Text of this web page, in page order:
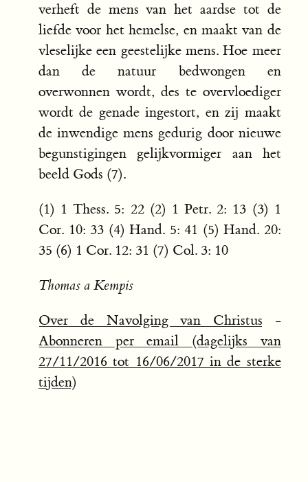
verheft de mens van het aardse tot de
liefde voor het hemelse, en maakt van de
vleselijke een geestelijke mens. Hoe meer
dan de natuur bedwongen en
overwonnen wordt, des te overvloediger
wordt de genade ingestort, en zij maakt
de inwendige mens gedurig door nieuwe
begunstigingen gelijkvormiger aan het
beeld Gods (7).
(1) 1 Thess. 5: 22 (2) 1 Petr. 2: 13 (3) 1
Cor. 10: 33 (4) Hand. 5: 41 (5) Hand. 20:
35 (6) 1 Cor. 12: 31 (7) Col. 3: 10
Thomas a Kempis
Over de Navolging van Christus -
Abonneren per email (dagelijks van
27/11/2016 tot 16/06/2017 in de sterke
tijden)